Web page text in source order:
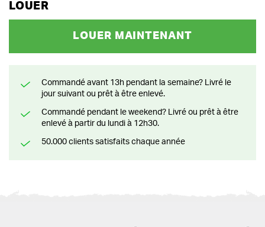
LOUER
LOUER MAINTENANT
Commandé avant 13h pendant la semaine? Livré le
jour suivant ou prêt à être enlevé.
Commandé pendant le weekend? Livré ou prêt à être
enlevé à partir du lundi à 12h30.
50.000 clients satisfaits chaque année